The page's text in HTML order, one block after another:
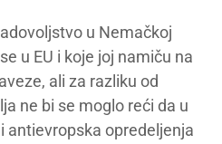
u Nemačkoj
u EU i koje joj namiču na
ali za razliku od
ne bi se moglo reći da u
antievropska opredeljenja